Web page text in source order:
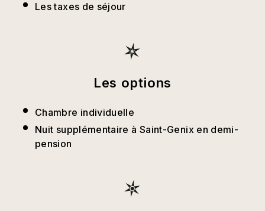
Les taxes de séjour
Les options
Chambre individuelle
Nuit supplémentaire à Saint-Genix en demi-
pension